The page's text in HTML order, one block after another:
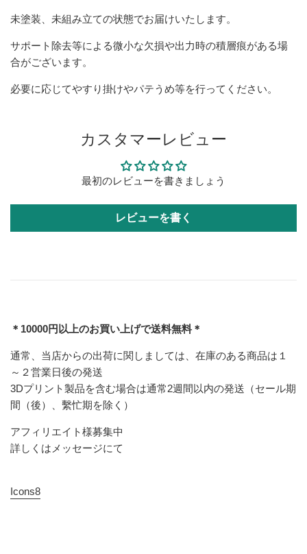
未塗装、未組み立ての状態でお届けいたします。
サポート除去等による微小な欠損や出力時の積層痕がある場
合がございます。
必要に応じてやすり掛けやパテうめ等を行ってください。
カスタマーレビュー
最初のレビューを書きましょう
レビューを書く
＊10000円以上のお買い上げで送料無料＊
通常、当店からの出荷に関しましては、在庫のある商品は１
～２営業日後の発送
3Dプリント製品を含む場合は通常2週間以内の発送（セール期
間（後）、繫忙期を除く）
アフィリエイト様募集中
詳しくはメッセージにて
Icons8